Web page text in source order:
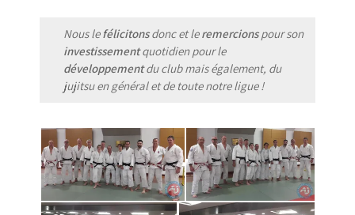
Nous lefélicitonsdonc et leremercionspour son
investissementquotidien pour le
développementdu club mais également, du
jujitsu en général et de toute notre ligue !